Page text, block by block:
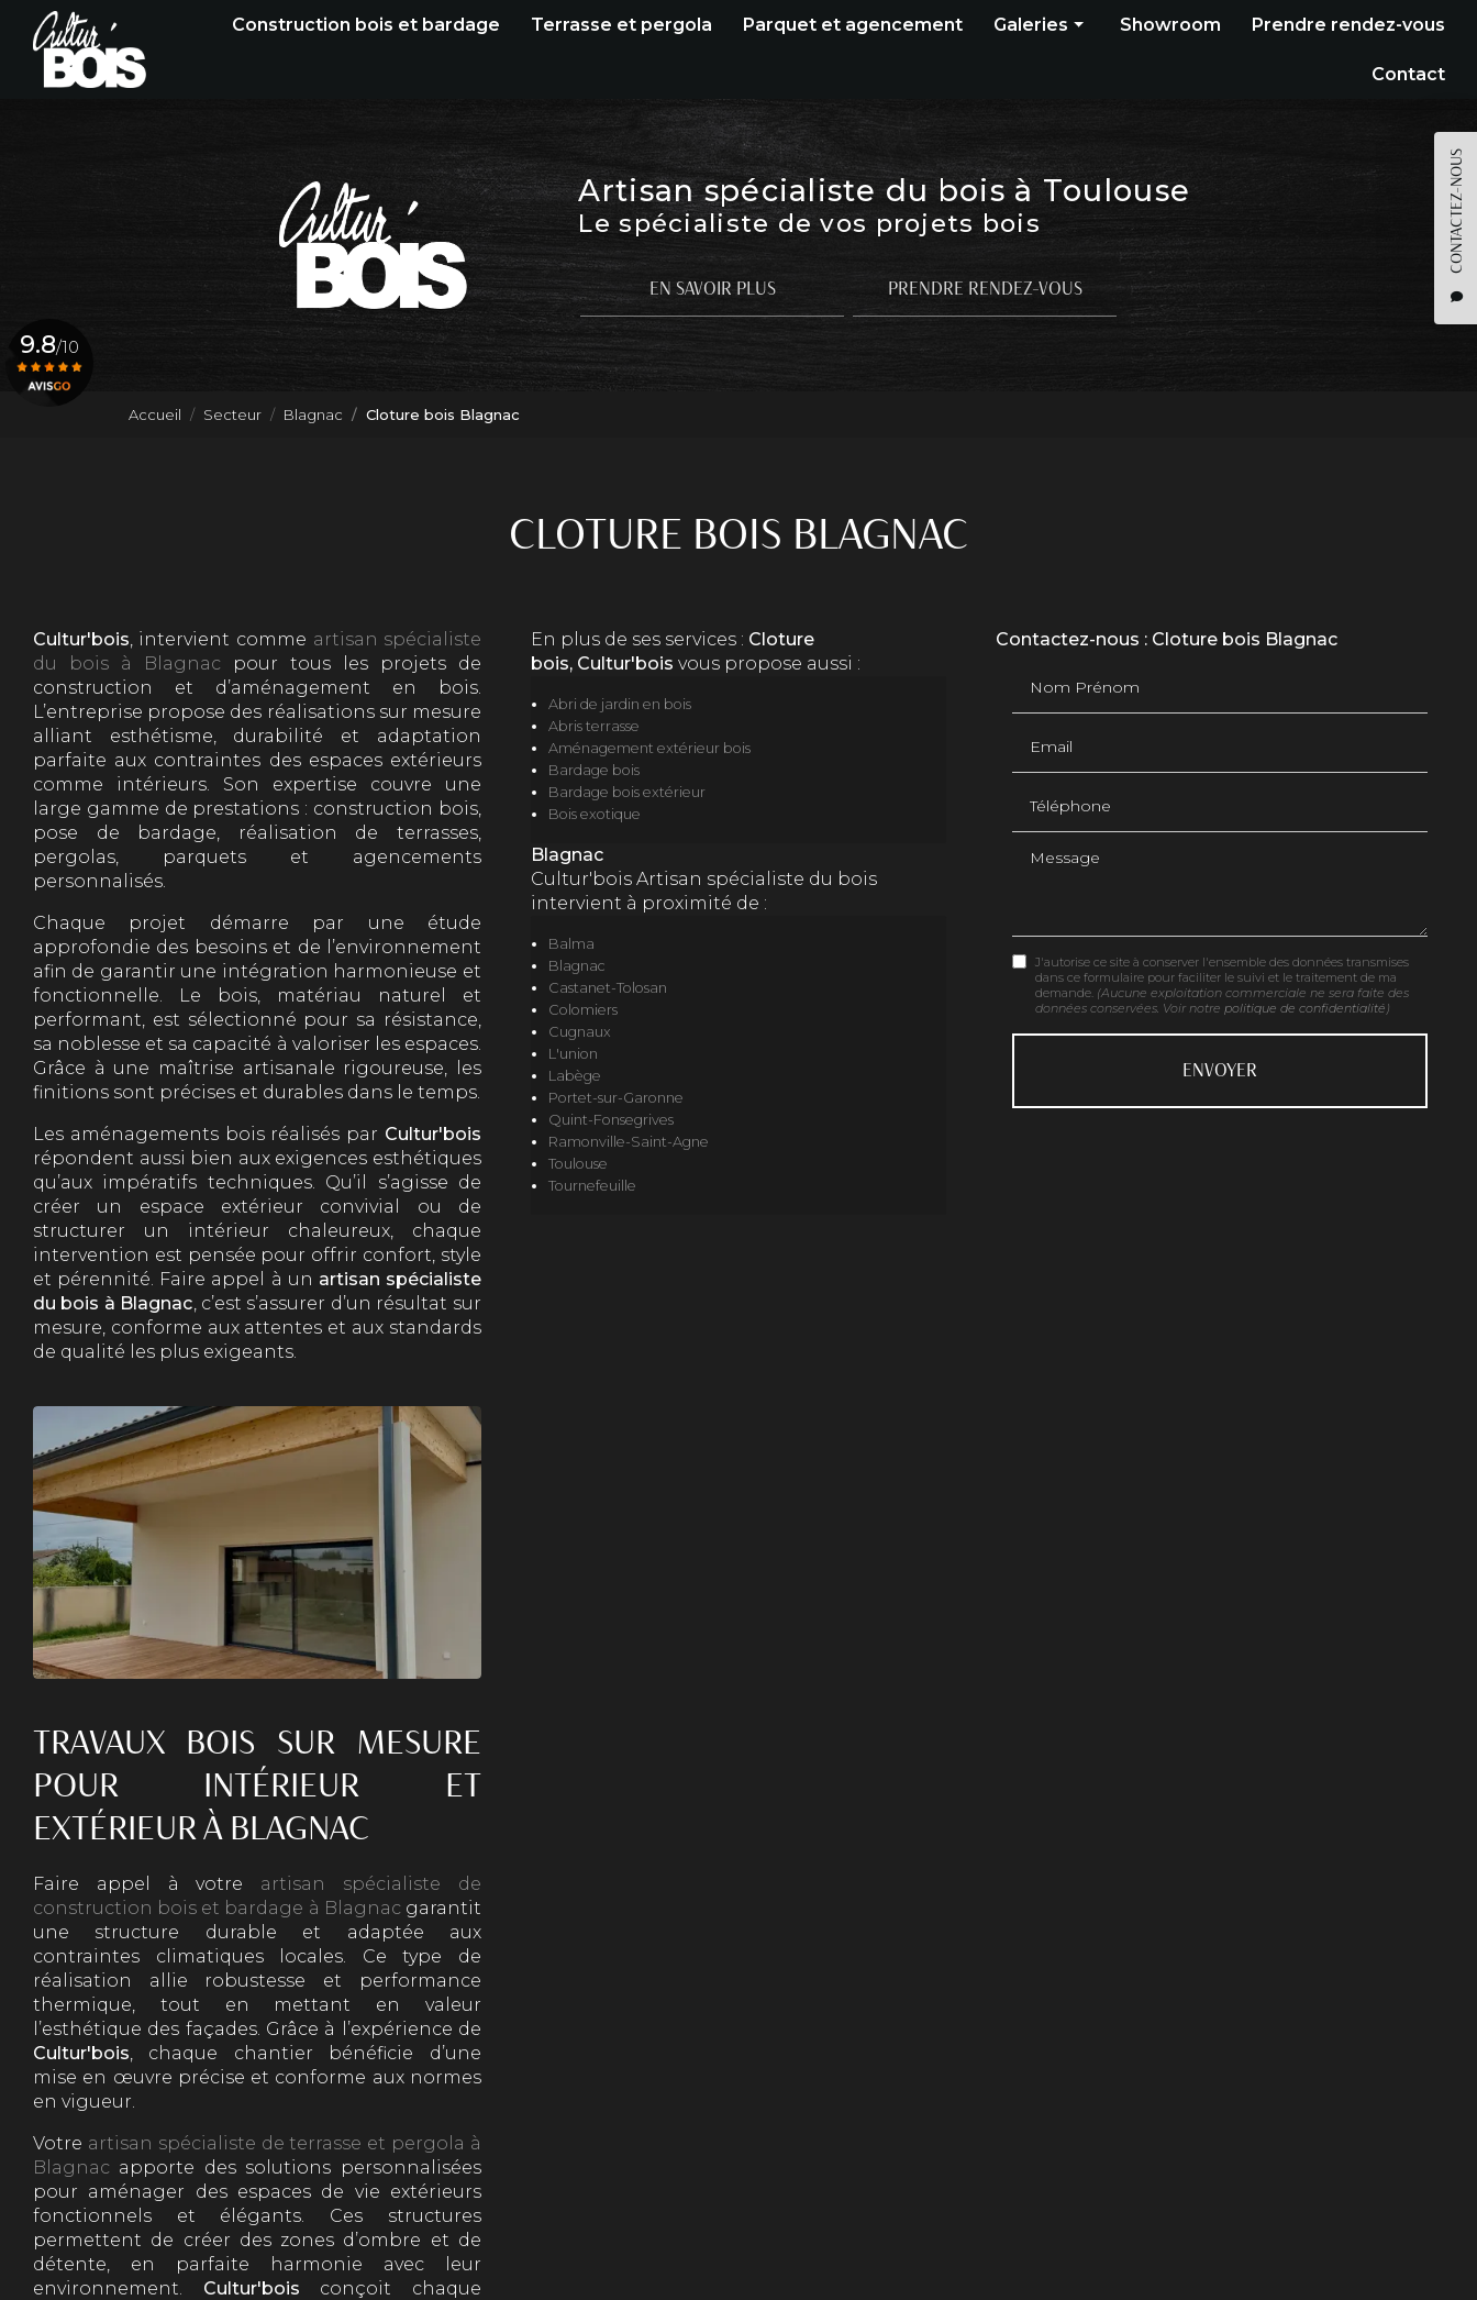
contenu
principal
CONTACTEZ-NOUS
Construction bois et bardage Terrasse et pergola Parquet et agencement Galeries
Pergola
Parquet
Showroom Prendre rendez-vous
Contact
Artisan spécialiste du bois à Toulouse
Le spécialiste de vos projets bois
EN SAVOIR PLUS PRENDRE RENDEZ-VOUS
9.8/10
Accueil Secteur Blagnac Cloture bois Blagnac
CLOTURE BOIS BLAGNAC
Cultur'bois, intervient comme artisan spécialiste
du bois à Blagnac pour tous les projets de
construction et d’aménagement en bois.
L’entreprise propose des réalisations sur mesure
alliant esthétisme, durabilité et adaptation
parfaite aux contraintes des espaces extérieurs
comme intérieurs. Son expertise couvre une
large gamme de prestations : construction bois,
pose de bardage, réalisation de terrasses,
pergolas, parquets et agencements
personnalisés.
Chaque projet démarre par une étude
approfondie des besoins et de l’environnement
afin de garantir une intégration harmonieuse et
fonctionnelle. Le bois, matériau naturel et
performant, est sélectionné pour sa résistance,
sa noblesse et sa capacité à valoriser les espaces.
Grâce à une maîtrise artisanale rigoureuse, les
finitions sont précises et durables dans le temps.
Les aménagements bois réalisés par Cultur'bois
répondent aussi bien aux exigences esthétiques
qu’aux impératifs techniques. Qu’il s’agisse de
créer un espace extérieur convivial ou de
structurer un intérieur chaleureux, chaque
intervention est pensée pour offrir confort, style
et pérennité. Faire appel à un artisan spécialiste
du bois à Blagnac, c’est s’assurer d’un résultat sur
mesure, conforme aux attentes et aux standards
de qualité les plus exigeants.
TRAVAUX BOIS SUR MESURE
POUR INTÉRIEUR ET
EXTÉRIEUR À BLAGNAC
Faire appel à votre artisan spécialiste de
construction bois et bardage à Blagnacgarantit
une structure durable et adaptée aux
contraintes climatiques locales. Ce type de
réalisation allie robustesse et performance
thermique, tout en mettant en valeur
l’esthétique des façades. Grâce à l’expérience de
Cultur'bois , chaque chantier bénéficie d’une
mise en œuvre précise et conforme aux normes
en vigueur.
Votre artisan spécialiste de terrasse et pergola à
Blagnac apporte des solutions personnalisées
pour aménager des espaces de vie extérieurs
fonctionnels et élégants. Ces structures
permettent de créer des zones d’ombre et de
détente, en parfaite harmonie avec leur
environnement. Cultur'bois conçoit chaque
En plus de ses services : Cloture
bois, Cultur'bois vous propose aussi :
Abri de jardin en bois
Abris terrasse
Aménagement extérieur bois
Bardage bois
Bardage bois extérieur
Bois exotique
Blagnac
Cultur'bois Artisan spécialiste du bois
intervient à proximité de :
Balma
Blagnac
Castanet-Tolosan
Colomiers
Cugnaux
L'union
Labège
Portet-sur-Garonne
Quint-Fonsegrives
Ramonville-Saint-Agne
Toulouse
Tournefeuille
Contactez-nous : Cloture bois Blagnac
Message
J'autorise ce site à conserver l'ensemble des données transmises
dans ce formulaire pour faciliter le suivi et le traitement de ma
demande. (Aucune exploitation commerciale ne sera faite des
données conservées. Voir notre politique de confidentialité )